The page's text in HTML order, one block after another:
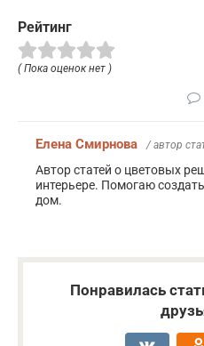
Рейтинг
( Пока оценок нет )
Елена Смирнова / автор
Автор статей о цветовых
интерьере. Помогаю
дом.
Понравилась